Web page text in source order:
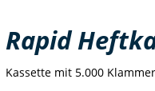
Rapid
Kassette mit 5.000